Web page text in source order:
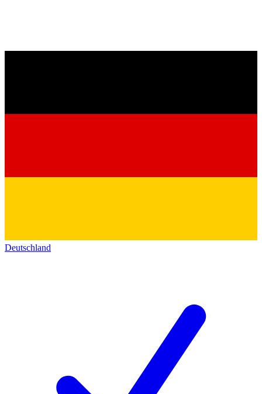
Deutschland